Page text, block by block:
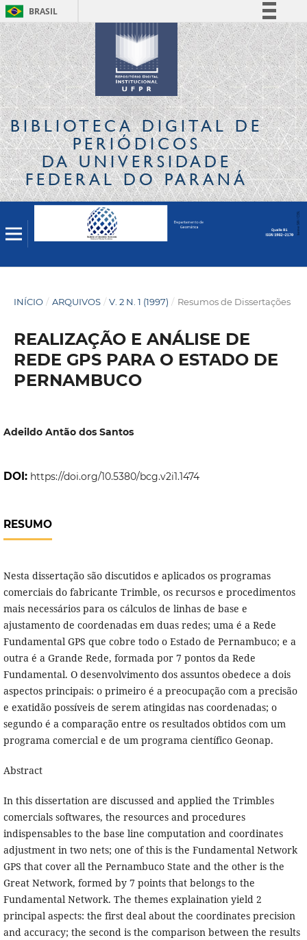
BRASIL
Simplifique!
Comunica BR
Participe
Acesso à informação
Legislação
Canais
BIBLIOTECA DIGITALDE
PERIÓDICOS
DA UNIVERSIDADE
FEDERAL DO PARANÁ
INÍCIO / ARQUIVOS / V. 2 N. 1 (1997) / Resumos de Dissertações
REALIZAÇÃO E ANÁLISE DE
REDE GPS PARA O ESTADO DE
PERNAMBUCO
Adeildo Antão dos Santos
DOI: https://doi.org/10.5380/bcg.v2i1.1474
RESUMO
Nesta dissertação são discutidos e aplicados os programas
comerciais do fabricante Trimble, os recursos e procedimentos
mais necessários para os cálculos de linhas de base e
ajustamento de coordenadas em duas redes; uma é a Rede
Fundamental GPS que cobre todo o Estado de Pernambuco; e a
outra é a Grande Rede, formada por 7 pontos da Rede
Fundamental. O desenvolvimento dos assuntos obedece a dois
aspectos principais: o primeiro é a preocupação com a precisão
e exatidão possíveis de serem atingidas nas coordenadas; o
segundo é a comparação entre os resultados obtidos com um
programa comercial e de um programa científico Geonap.
Abstract
In this dissertation are discussed and applied the Trimbles
comercials softwares, the resources and procedures
indispensables to the base line computation and coordinates
adjustment in two nets; one of this is the Fundamental Network
GPS that cover all the Pernambuco State and the other is the
Great Network, formed by 7 points that belongs to the
Fundamental Network. The themes explaination yield 2
principal aspects: the first deal about the coordinates precision
and accuracy; the second is the comparison between the results